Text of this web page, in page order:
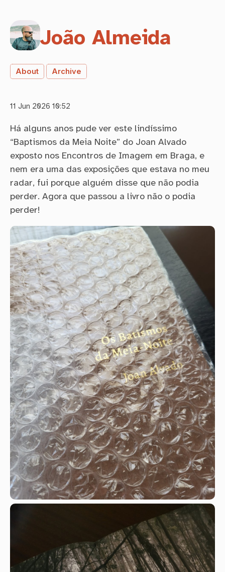
João Almeida
About Archive
11 Jun 2026 10:52
Há alguns anos pude ver este lindíssimo
“Baptismos da Meia Noite” do Joan Alvado
exposto nos Encontros de Imagem em Braga, e
nem era uma das exposições que estava no meu
radar, fui porque alguém disse que não podia
perder. Agora que passou a livro não o podia
perder!